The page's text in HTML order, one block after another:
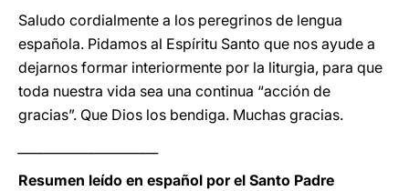
Saludo cordialmente a los peregrinos de lengua
española. Pidamos al Espíritu Santo que nos ayude a
dejarnos formar interiormente por la liturgia, para que
toda nuestra vida sea una continua “acción de
gracias”. Que Dios los bendiga. Muchas gracias.
Resumen leído en español por el Santo Padre